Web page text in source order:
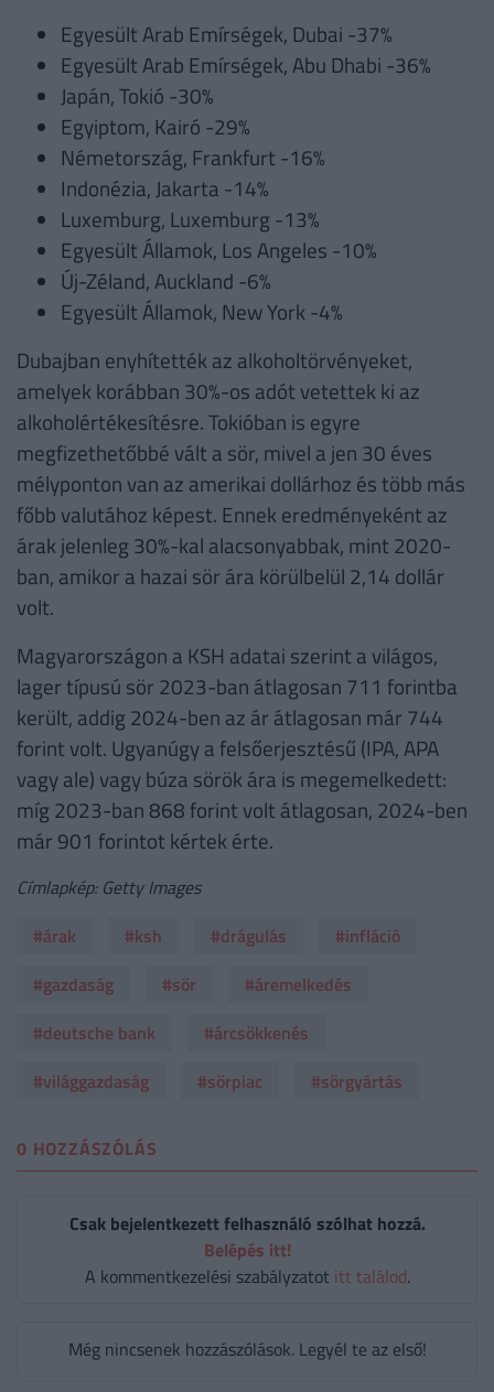
Egyesült Arab Emírségek, Dubai -37%
Egyesült Arab Emírségek, Abu Dhabi -36%
Japán, Tokió -30%
Egyiptom, Kairó -29%
Németország, Frankfurt -16%
Indonézia, Jakarta -14%
Luxemburg, Luxemburg -13%
Egyesült Államok, Los Angeles -10%
Új-Zéland, Auckland -6%
Egyesült Államok, New York -4%
Dubajban enyhítették az alkoholtörvényeket,
amelyek korábban 30%-os adót vetettek ki az
alkoholértékesítésre. Tokióban is egyre
megfizethetőbbé vált a sör, mivel a jen 30 éves
mélyponton van az amerikai dollárhoz és több más
főbb valutához képest. Ennek eredményeként az
árak jelenleg 30%-kal alacsonyabbak, mint 2020-
ban, amikor a hazai sör ára körülbelül 2,14 dollár
volt.
Magyarországon a KSH adatai szerint a világos,
lager típusú sör 2023-ban átlagosan 711 forintba
került, addig 2024-ben az ár átlagosan már 744
forint volt. Ugyanúgy a felsőerjesztésű (IPA, APA
vagy ale) vagy búza sörök ára is megemelkedett:
míg 2023-ban 868 forint volt átlagosan, 2024-ben
már 901 forintot kértek érte.
Címlapkép: Getty Images
#árak
#ksh #drágulás
#infláció
#gazdaság
#sör
#áremelkedés
#deutsche bank
#árcsökkenés
#világgazdaság
#sörpiac #sörgyártás
0 HOZZÁSZÓLÁS
Csak bejelentkezett felhasználó szólhat hozzá.
Belépés itt!
A kommentkezelési szabályzatot itt találod.
Még nincsenek hozzászólások. Legyél te az első!